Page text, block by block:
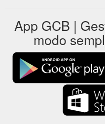
App GCB |
modo